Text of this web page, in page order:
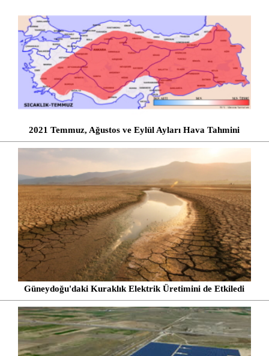
2021 Temmuz, Ağustos ve Eylül Ayları Hava Tahmini
Güneydoğu'daki Kuraklık Elektrik Üretimini de Etkiledi